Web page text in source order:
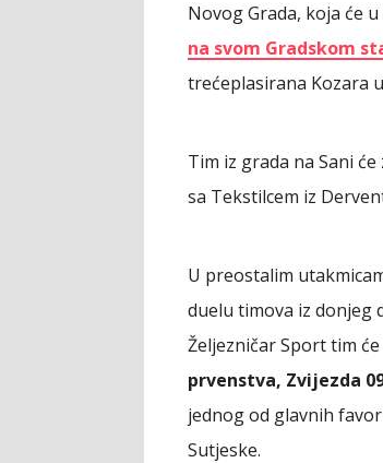
Novog Grada, koja će
na svom Gradskom
trećeplasirana Kozara
Tim iz grada na Sani
sa Tekstilcem iz
U preostalim
duelu timova iz donjeg
Željezničar Sport tim
prvenstva, Zvijezda
jednog od glavnih
Sutjeske.